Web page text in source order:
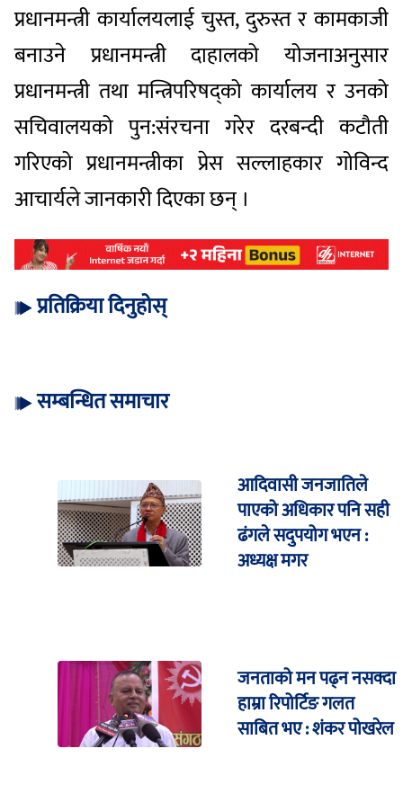
प्रधानमन्त्री कार्यालयलाई चुस्त, दुरुस्त र कामकाजी
बनाउने प्रधानमन्त्री दाहालको योजनाअनुसार
प्रधानमन्त्री तथा मन्त्रिपरिषद्को कार्यालय र उनको
सचिवालयको पुन:संरचना गरेर दरबन्दी कटौती
गरिएको प्रधानमन्त्रीका प्रेस सल्लाहकार गोविन्द
आचार्यले जानकारी दिएका छन् ।
प्रतिक्रिया दिनुहोस्
सम्बन्धित समाचार
आदिवासी जनजातिले
पाएको अधिकार पनि सही
ढंगले सदुपयोग भएन :
अध्यक्ष मगर
जनताको मन पढ्न नसक्दा
हाम्रा रिपोर्टिङ गलत
साबित भए : शंकर पोखरेल